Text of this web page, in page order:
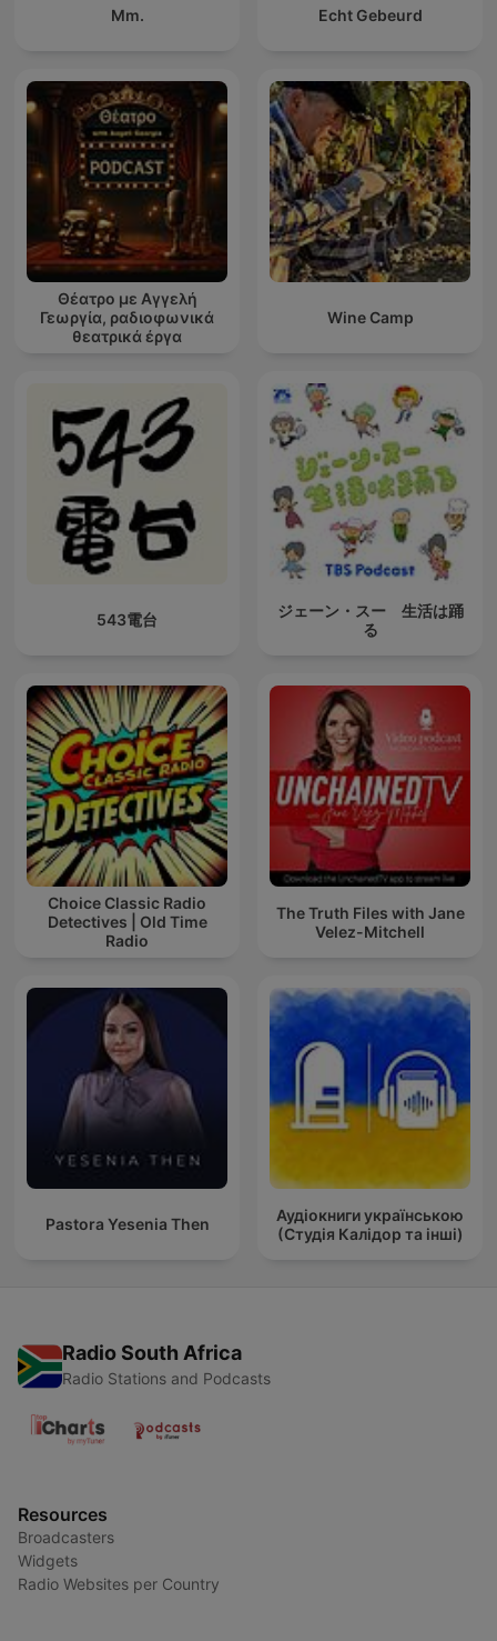
Mm. Echt Gebeurd
Θέατρο με Αγγελή
Γεωργία, ραδιοφωνικά
θεατρικά έργα
Wine Camp
543電台
ジェーン・スー 生活は踊
る
Choice Classic Radio
Detectives | Old Time
Radio
The Truth Files with Jane
Velez-Mitchell
Pastora Yesenia Then
Аудіокниги українською
(Студія Калідор та інші)
Radio South Africa
Radio Stations and Podcasts
Resources
Broadcasters
Widgets
Radio Websites per Country